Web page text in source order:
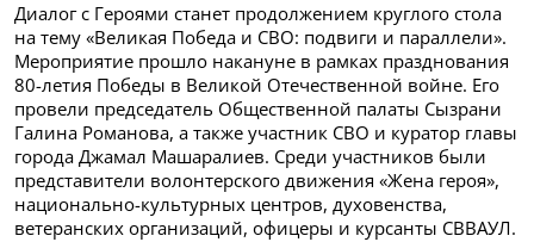
Диалог с Героями станет продолжением круглого стола
на тему «Великая Победа и СВО: подвиги и параллели».
Мероприятие прошло накануне в рамках празднования
80-летия Победы в Великой Отечественной войне. Его
провели председатель Общественной палаты Сызрани
Галина Романова, а также участник СВО и куратор главы
города Джамал Машаралиев. Среди участников были
представители волонтерского движения «Жена героя»,
национально-культурных центров, духовенства,
ветеранских организаций, офицеры и курсанты СВВАУЛ.